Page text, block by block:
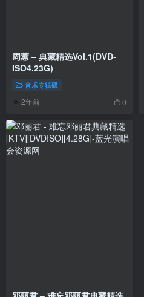
周蕙 – 典藏精选Vol.1(DVD-
ISO4.23G)
音乐专辑碟
2年前 0